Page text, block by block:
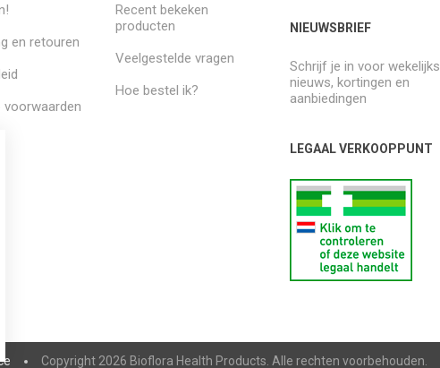
en retouren
voorwaarden
Recent bekeken
producten
Veelgestelde vragen
Hoe bestel ik?
NIEUWSBRIEF
Schrijf je in voor wekelijks
nieuws, kortingen en
aanbiedingen
LEGAAL VERKOOPPUNT
Copyright 2026 Bioflora Health Products. Alle rechten voorbehouden.